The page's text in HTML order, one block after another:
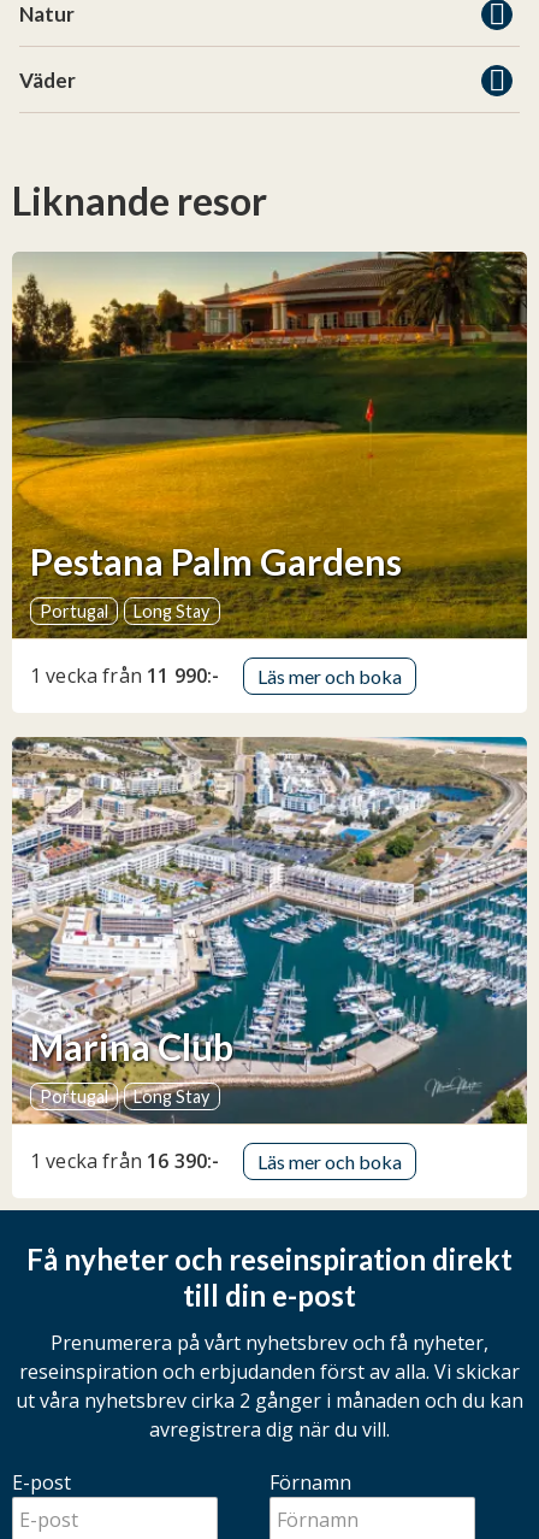
Natur
Väder
Liknande resor
Pestana Palm Gardens
Portugal Long Stay
1 veckafrån 11 990:- Läs mer och boka
Marina Club
Portugal Long Stay
1 veckafrån 16 390:- Läs mer och boka
Få nyheter och reseinspiration direkt
till din e-post
Prenumerera på vårt nyhetsbrev och få nyheter,
reseinspiration och erbjudanden först av alla. Vi skickar
ut våra nyhetsbrev cirka 2 gånger i månaden och du kan
avregistrera dig när du vill.
E-post
Förnamn